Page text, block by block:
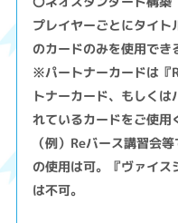
プレイヤーごとにタイ
のカードのみを使用でき
※パートナーカードは『
トナーカード、もしく
れているカードをご使用
（例）Reバース講習会
の使用は可。『ヴァイ
は不可。